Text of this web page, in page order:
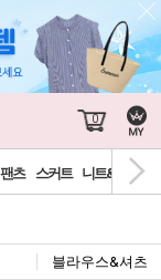
0
팬츠 스커트 니트&가디건
블라우스&셔츠